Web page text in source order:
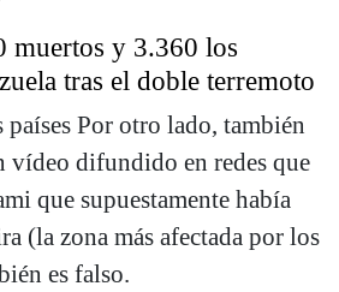
muertos y 3.360 los
tras el doble terremoto
países Por otro lado, también
vídeo difundido en redes que
que supuestamente había
(la zona más afectada por los
es falso.